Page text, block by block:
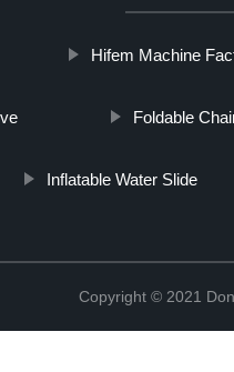
Hifem Machine
Foldable
Inflatable Water Slide
Copyright © 2021